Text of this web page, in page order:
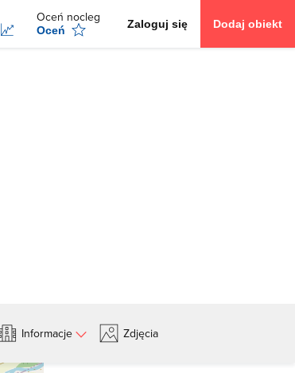
Oceń nocleg
Oceń Zaloguj się Dodaj obiekt
Informacje Zdjęcia